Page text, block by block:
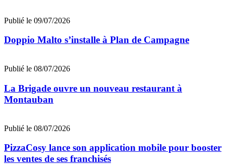
Publié le 09/07/2026
Doppio Malto s’installe à Plan de Campagne
Publié le 08/07/2026
La Brigade ouvre un nouveau restaurant à
Montauban
Publié le 08/07/2026
PizzaCosy lance son application mobile pour booster
les ventes de ses franchisés